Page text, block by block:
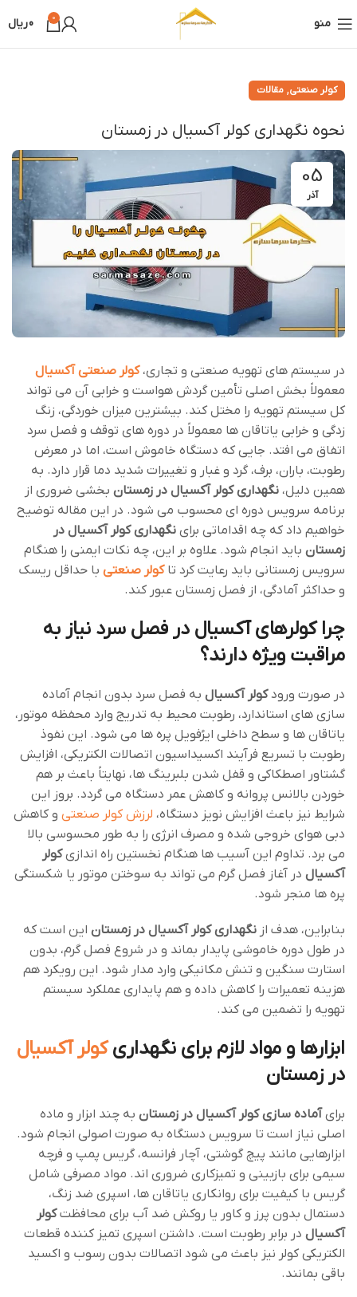
منو 0
0ریال
کولر صنعتی, مقالات
نحوه نگهداری کولر آکسیال در زمستان
05
آذر
در سیستم‌ های تهویه صنعتی و تجاری،کولر صنعتی آکسیال
معمولاً بخش اصلی تأمین گردش هواست و خرابی آن می ‌تواند
کل سیستم تهویه را مختل کند. بیشترین میزان خوردگی، زنگ
‌زدگی و خرابی یاتاقان ‌ها معمولاً در دوره ‌های توقف و فصل سرد
اتفاق می ‌افتد. جایی که دستگاه خاموش است، اما در معرض
رطوبت، باران، برف، گرد و غبار و تغییرات شدید دما قرار دارد. به
همین دلیل، نگهداری کولر آکسیال در زمستان بخشی ضروری از
برنامه سرویس دوره ‌ای محسوب می‌ شود. در این مقاله توضیح
خواهیم داد که چه اقداماتی برای نگهداری کولر آکسیال در
زمستان باید انجام شود. علاوه بر این، چه نکات ایمنی را هنگام
سرویس زمستانی باید رعایت کرد تاکولر صنعتی با حداقل ریسک
و حداکثر آمادگی، از فصل زمستان عبور کند.
چرا کولرهای آکسیال در فصل سرد نیاز به
مراقبت ویژه دارند؟
در صورت ورودکولر آکسیال به فصل سرد بدون انجام آماده
‌سازی ‌های استاندارد، رطوبت محیط به‌ تدریج وارد محفظه موتور،
یاتاقان ‌ها و سطح داخلی ایرُفویل پره‌ ها می ‌شود. این نفوذ
رطوبت با تسریع فرآیند اکسیداسیون اتصالات الکتریکی، افزایش
گشتاور اصطکاکی و قفل ‌شدن بلبرینگ ‌ها، نهایتاً باعث بر هم
‌خوردن بالانس پروانه و کاهش عمر دستگاه می‌ گردد. بروز این
شرایط نیز باعث افزایش نویز دستگاه، لرزش کولر صنعتی و کاهش
دبی هوای خروجی شده و مصرف انرژی را به ‌طور محسوسی بالا
می ‌برد. تداوم این آسیب‌ ها هنگام نخستین راه‌ اندازیکولر
آکسیال در آغاز فصل گرم می ‌تواند به سوختن موتور یا شکستگی
پره‌ ها منجر شود.
بنابراین، هدف از نگهداری کولر آکسیال در زمستان این است که
در طول دوره خاموشی پایدار بماند و در شروع فصل گرم، بدون
استارت سنگین و تنش مکانیکی وارد مدار شود. این رویکرد هم
هزینه تعمیرات را کاهش داده و هم پایداری عملکرد سیستم
تهویه را تضمین می‌ کند.
ابزارها و مواد لازم برای نگهداریکولر آکسیال
در زمستان
برای آماده سازی کولر آکسیال در زمستان به چند ابزار و ماده
اصلی نیاز است تا سرویس دستگاه به ‌صورت اصولی انجام شود.
ابزارهایی مانند پیچ‌ گوشتی، آچار فرانسه، گریس ‌پمپ و فرچه
سیمی برای بازبینی و تمیزکاری ضروری ‌اند. مواد مصرفی شامل
گریس با کیفیت برای روانکاری یاتاقان ‌ها، اسپری ضد زنگ،
دستمال بدون پرز و کاور یا روکش ضد آب برای محافظتکولر
آکسیال در برابر رطوبت است. داشتن اسپری تمیز کننده قطعات
الکتریکی کولر نیز باعث می‌ شود اتصالات بدون رسوب و اکسید
باقی بمانند.